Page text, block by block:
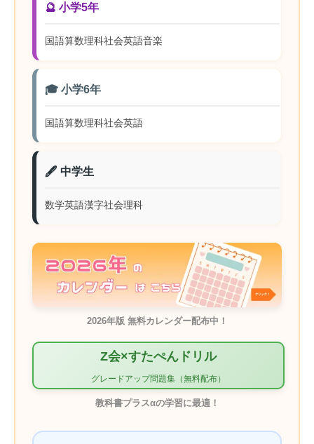
🔮 小学5年
国語算数理科社会英語音楽
🎓 小学6年
国語算数理科社会英語
🖋️ 中学生
数学英語漢字社会理科
2026年版 無料カレンダー配布中！
Z会×すたぺんドリル
グレードアップ問題集（無料配布）
教科書プラスαの学習に最適！